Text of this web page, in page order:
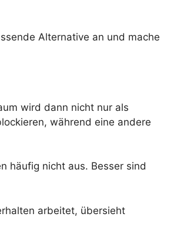
Alternative an und mache
wird dann nicht nur als
während eine andere
häufig nicht aus. Besser sind
arbeitet, übersieht